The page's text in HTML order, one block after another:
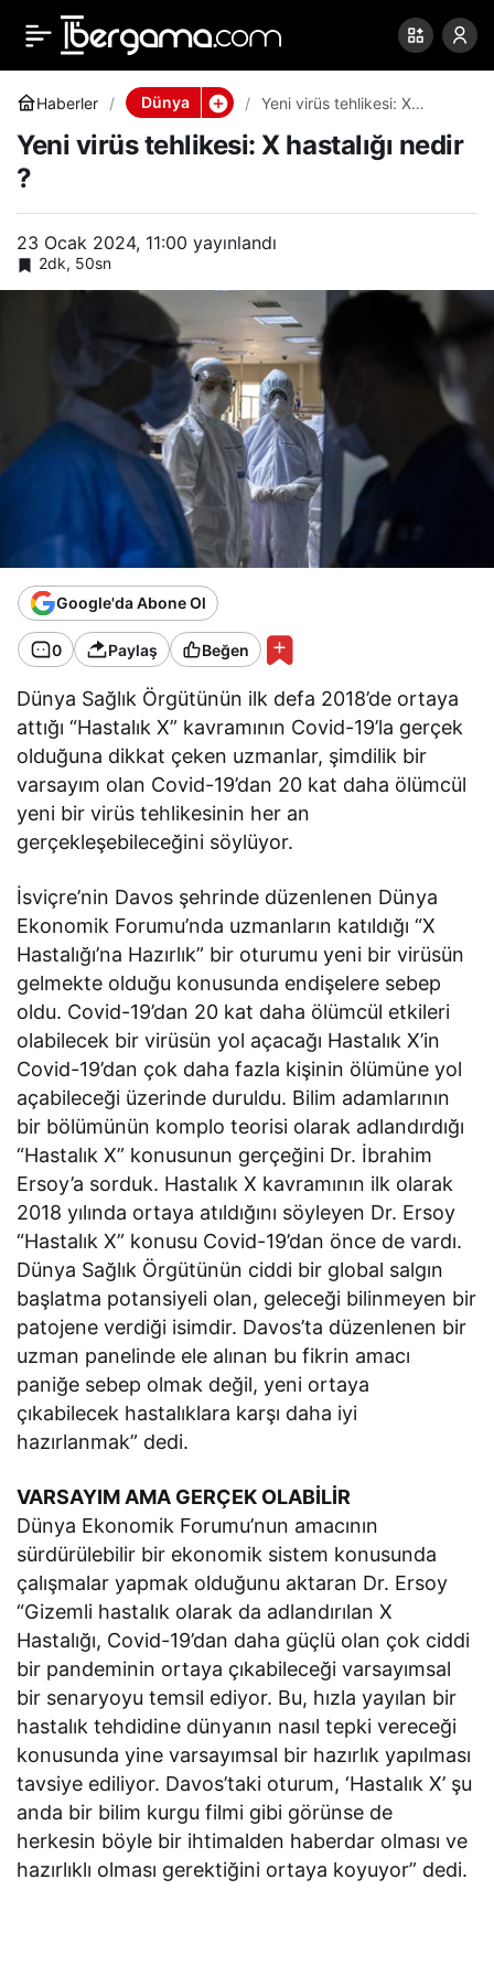
Haberler Dünya
Yeni virüs tehlikesi: X
Yeni virüs tehlikesi: X hastalığı nedir
?
23 Ocak 2024, 11:00 yayınlandı
2dk, 50sn
Google'da Abone Ol
0 Paylaş Beğen
Dünya Sağlık Örgütünün ilk defa 2018’de ortaya
attığı “Hastalık X” kavramının Covid-19’la gerçek
olduğuna dikkat çeken uzmanlar, şimdilik bir
varsayım olan Covid-19’dan 20 kat daha ölümcül
yeni bir virüs tehlikesinin her an
gerçekleşebileceğini söylüyor.
İsviçre’nin Davos şehrinde düzenlenen Dünya
Ekonomik Forumu’nda uzmanların katıldığı “X
Hastalığı’na Hazırlık” bir oturumu yeni bir virüsün
gelmekte olduğu konusunda endişelere sebep
oldu. Covid-19’dan 20 kat daha ölümcül etkileri
olabilecek bir virüsün yol açacağı Hastalık X’in
Covid-19’dan çok daha fazla kişinin ölümüne yol
açabileceği üzerinde duruldu. Bilim adamlarının
bir bölümünün komplo teorisi olarak adlandırdığı
“Hastalık X” konusunun gerçeğini Dr. İbrahim
Ersoy’a sorduk. Hastalık X kavramının ilk olarak
2018 yılında ortaya atıldığını söyleyen Dr. Ersoy
“Hastalık X” konusu Covid-19’dan önce de vardı.
Dünya Sağlık Örgütünün ciddi bir global salgın
başlatma potansiyeli olan, geleceği bilinmeyen bir
patojene verdiği isimdir. Davos’ta düzenlenen bir
uzman panelinde ele alınan bu fikrin amacı
paniğe sebep olmak değil, yeni ortaya
çıkabilecek hastalıklara karşı daha iyi
hazırlanmak” dedi.
VARSAYIM AMA GERÇEK OLABİLİR
Dünya Ekonomik Forumu’nun amacının
sürdürülebilir bir ekonomik sistem konusunda
çalışmalar yapmak olduğunu aktaran Dr. Ersoy
“Gizemli hastalık olarak da adlandırılan X
Hastalığı, Covid-19’dan daha güçlü olan çok ciddi
bir pandeminin ortaya çıkabileceği varsayımsal
bir senaryoyu temsil ediyor. Bu, hızla yayılan bir
hastalık tehdidine dünyanın nasıl tepki vereceği
konusunda yine varsayımsal bir hazırlık yapılması
tavsiye ediliyor. Davos’taki oturum, ‘Hastalık X’ şu
anda bir bilim kurgu filmi gibi görünse de
herkesin böyle bir ihtimalden haberdar olması ve
hazırlıklı olması gerektiğini ortaya koyuyor” dedi.
Yeni virüs tehlikesi: X
hastalığı nedir ?
0 Paylaş